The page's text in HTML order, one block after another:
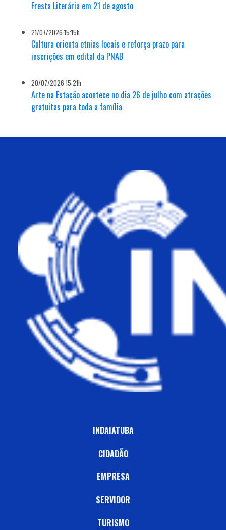
Fresta Literária em 21 de agosto
21/07/2026 15:15h
Cultura orienta etnias locais e reforça prazo para
inscrições em edital da PNAB
20/07/2026 15:21h
Arte na Estação acontece no dia 26 de julho com atrações
gratuitas para toda a família
INDAIATUBA
CIDADÃO
EMPRESA
SERVIDOR
TURISMO